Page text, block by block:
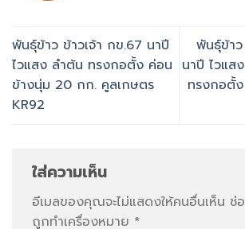
พันธุ์​ข้าว ข้าวเจ้า กข.67 นาปี
ไวแสง ลำต้น ทรงกอตั้ง ค่อน
ข้างนุ่ม 20 กก. คูลเกษตร
KR92
พันธุ์​ข้า
นาปี ไวแส
ทรงกอตั้
ใส่ความเห็น
อีเมลของคุณจะไม่แสดงให้คนอื่นเห็น ช่
ถูกทำเครื่องหมาย *